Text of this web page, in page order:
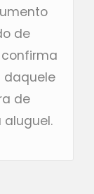
de
daquele
de